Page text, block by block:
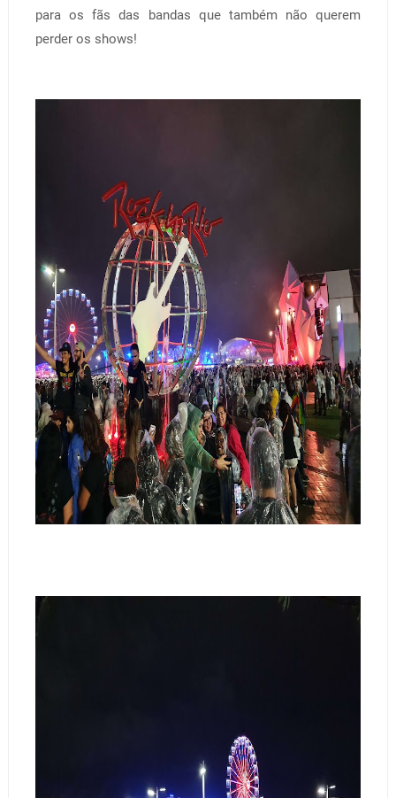
para os fãs das bandas que também não querem
perder os shows!